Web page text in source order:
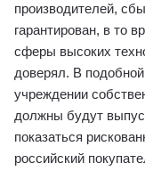
производителей,
гарантирован, в то
сферы высоких
доверял. В
учреждении
должны будут
показаться
российский